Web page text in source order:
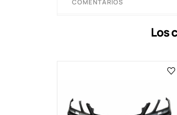
COMENTARIOS
Los